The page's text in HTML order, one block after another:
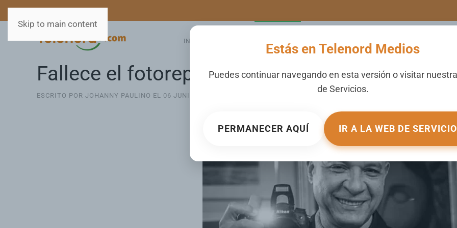
Estás en Telenord Medios
Puedes continuar navegando en esta versión o visitar
de Servicios.
PERMANECER AQUÍ IR A LA WEB DE
Skip to main content
INICIO
Fallece el fotoreportero Franklin Guerrero
ESCRITO POR JOHANNY PAULINO EL 06 JUNIO 2026